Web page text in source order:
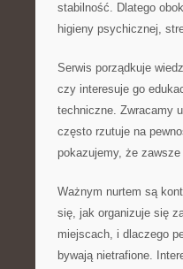
stabilność. Dlatego
higieny psychicznej,
Serwis porządkuje
czy interesuje go
techniczne. Zwracamy
często rzutuje na
pokazujemy, że zawsze
Ważnym nurtem są
się, jak organizuje się
miejscach, i dlaczego
bywają nietrafione.